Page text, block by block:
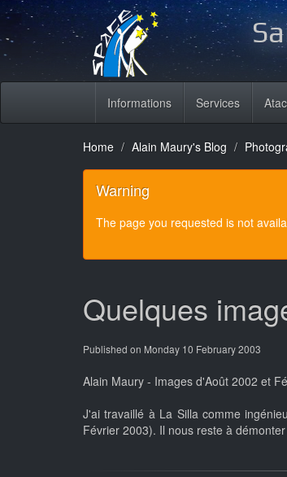
Informations Services
Home Alain Maury's Blog
Warning
The page you requested is not
Quelques
Published on Monday 10 February 2003
Alain Maury - Images d'Août 2002 et
J'ai travaillé à La Silla comme
Février 2003). Il nous reste à